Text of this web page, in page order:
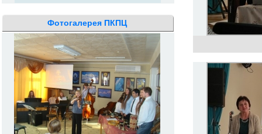
Фотогалерея ПКПЦ